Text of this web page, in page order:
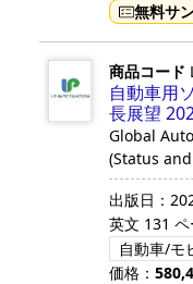
無料サ
商品コード
自動車用
長展望
Global
(Status
出版日：
英文 131 ペ
自動車/モ
価格：